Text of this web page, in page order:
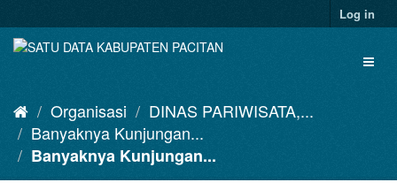
to
content
Log in
Organisasi
DINAS PARIWISATA,...
Banyaknya Kunjungan...
Banyaknya Kunjungan...